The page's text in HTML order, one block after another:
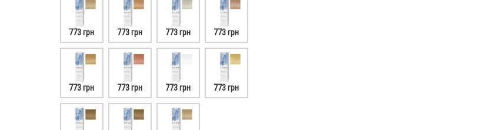
773 грн 773 грн 773 грн 773 грн
773 грн 773 грн 773 грн 773 грн